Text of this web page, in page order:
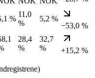
%
11,0
%
5,2 %
−53,0 %
28,4
%
32,7
%
+15,2 %